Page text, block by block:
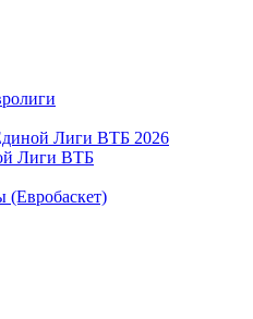
Лиги ВТБ 2026
Лиги ВТБ
(Евробаскет)